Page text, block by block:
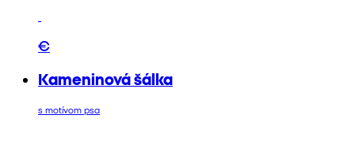
€
Kameninová šálka
s motívom psa